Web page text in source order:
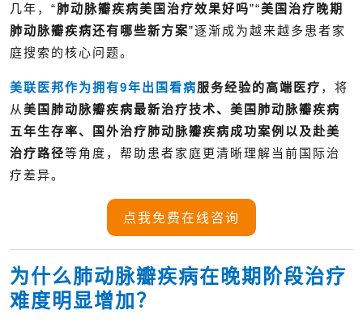
几年，“肺动脉瓣疾病美国治疗效果好吗”“美国治疗晚期
肺动脉瓣疾病还有哪些新方案”逐渐成为越来越多患者家
庭搜索的核心问题。
美联医邦作为拥有9年出国看病服务经验的高端医疗 ， 将
从 美国肺动脉瓣疾病最新治疗技术、美国肺动脉瓣疾病
五年生存率、国外治疗肺动脉瓣疾病成功案例以及赴美
治疗路径等角度，帮助患者家庭更清晰理解当前国际治
疗差异。
点我免费在线咨询
为什么肺动脉瓣疾病在晚期阶段治疗
难度明显增加？